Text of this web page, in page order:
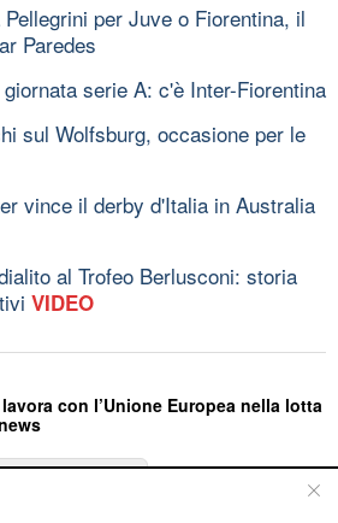
per Juve o Fiorentina, il
Paredes
serie A: c'è Inter-Fiorentina
sul Wolfsburg, occasione per le
vince il derby d'Italia in Australia
al Trofeo Berlusconi: storia
VIDEO
con l’Unione Europea nella lotta